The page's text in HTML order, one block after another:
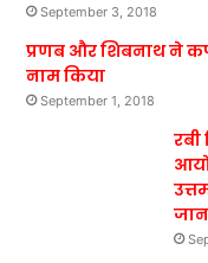
September 3, 2018
प्रणब और शिबनाथ ने
नाम किया
September 1, 2018